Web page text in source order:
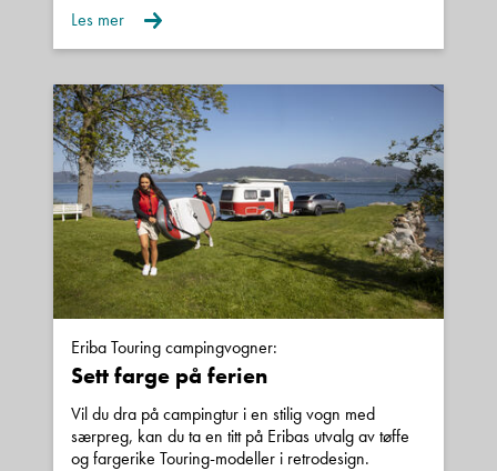
Les mer
Eriba Touring campingvogner:
Sett farge på ferien
Vil du dra på campingtur i en stilig vogn med
særpreg, kan du ta en titt på Eribas utvalg av tøffe
og fargerike Touring-modeller i retrodesign.